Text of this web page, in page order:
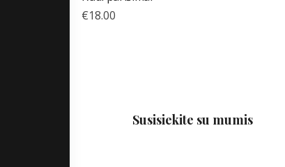
€18.00
Susisiekite su mumis